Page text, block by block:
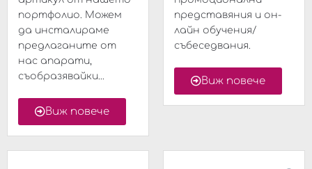
портфолио. Можем
да инсталираме
предлаганите от
нас апарати,
съобразявайки...
Виж повече
представяния и он-
лайн обучения/
събеседвания.
Виж повече